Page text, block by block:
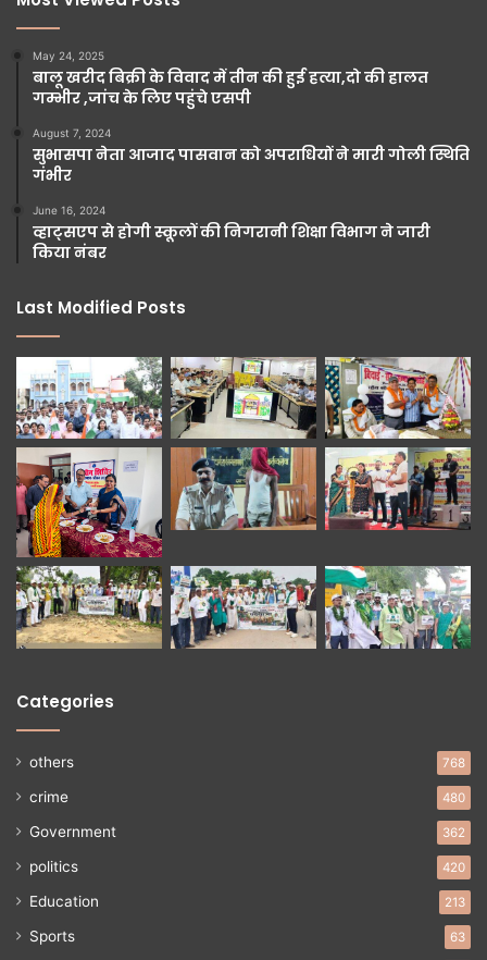
May 24, 2025
बालू खरीद बिक्री के विवाद में तीन की हुई हत्या,दो की हालत
गम्भीर ,जांच के लिए पहुंचे एसपी
August 7, 2024
सुभासपा नेता आजाद पासवान को अपराधियों ने मारी गोली स्थिति
गंभीर
June 16, 2024
व्हाट्सएप से होगी स्कूलों की निगरानी शिक्षा विभाग ने जारी
किया नंबर
Last Modified Posts
Categories
others 768
crime 480
Government 362
politics 420
Education 213
Sports 63